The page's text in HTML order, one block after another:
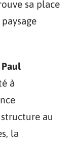
sa place
Paul
à
au
la